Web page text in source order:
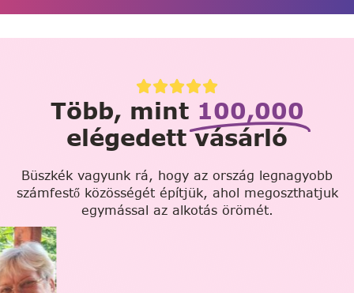
Több, mint 100,000
elégedett vásárló
Büszkék vagyunk rá, hogy az ország legnagyobb
számfestő közösségét építjük, ahol megoszthatjuk
egymással az alkotás örömét.